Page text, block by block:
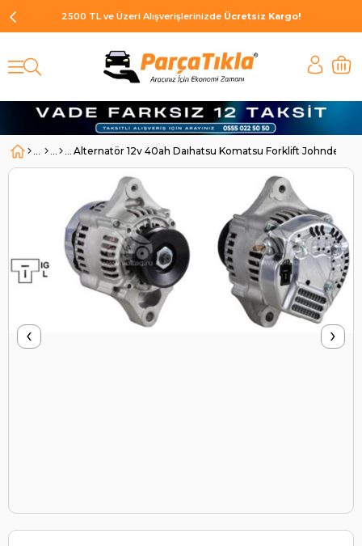
2500 TL ve Üzeri Alışverişlerinizde Ücretsiz Kargo!
Alternatör 12v 40ah Daıhatsu Komatsu Forklift Johndeere
‹ ›